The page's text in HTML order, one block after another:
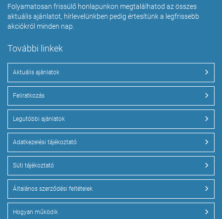
Folyamatosan frissülő honlapunkon megtalálhatod az összes
aktuális ajánlatot, hírlevelünkben pedig értesítünk a legfrissebb
akciókról minden nap.
További linkek
Aktuális ajánlatok
Feliratkozás
Legutóbbi ajánlatok
Adatkezelési tájékoztató
Süti tájékoztató
Általános szerződési feltételek
Hogyan működik